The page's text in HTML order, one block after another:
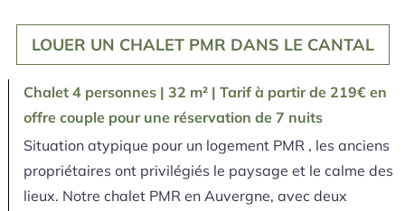
LOUER UN CHALET PMR DANS LE CANTAL
Chalet 4 personnes | 32 m² | Tarif à partir de 219€ en
offre couple pour une réservation de 7 nuits
Situation atypique pour un logement PMR , les anciens
propriétaires ont privilégiés le paysage et le calme des
lieux. Notre chalet PMR en Auvergne, avec deux